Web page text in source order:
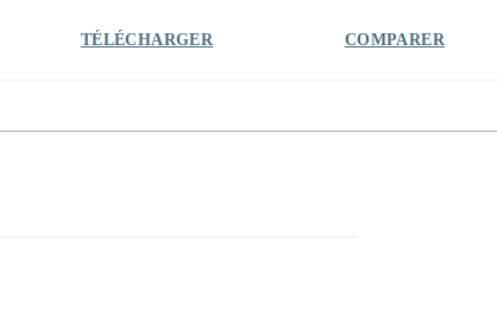
TÉLÉCHARGER COMPARER